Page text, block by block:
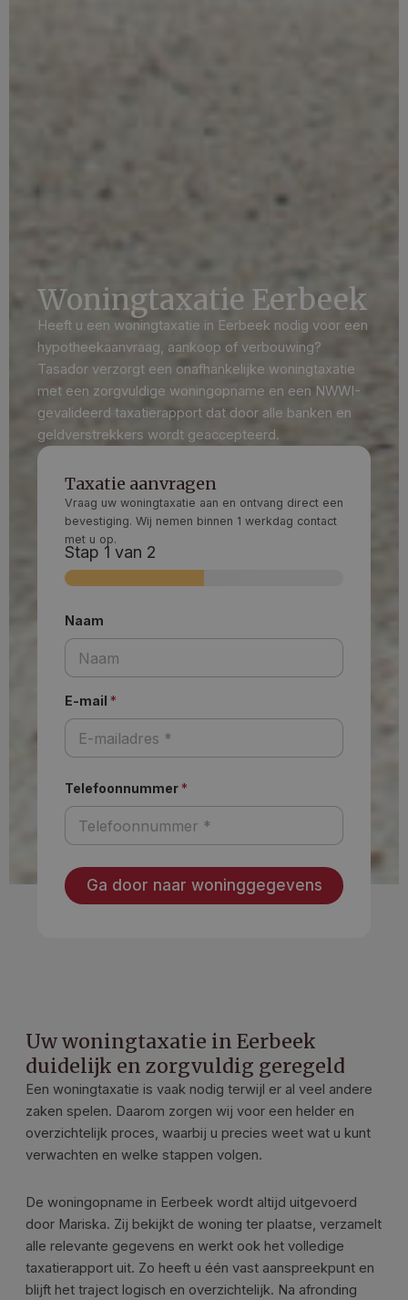
Woningtaxatie Eerbeek
Heeft u een woningtaxatie in Eerbeek nodig voor een
hypotheekaanvraag, aankoop of verbouwing?
Tasador verzorgt een onafhankelijke woningtaxatie
met een zorgvuldige woningopname en een NWWI-
gevalideerd taxatierapport dat door alle banken en
geldverstrekkers wordt geaccepteerd.
Taxatie aanvragen
Vraag uw woningtaxatie aan en ontvang direct een
bevestiging. Wij nemen binnen 1 werkdag contact
met u op.
Stap 1 van 2
Naam
E-mail *
Telefoonnummer*
Ga door naar woninggegevens
Uw woningtaxatie in Eerbeek
duidelijk en zorgvuldig geregeld
Een woningtaxatie is vaak nodig terwijl er al veel andere
zaken spelen. Daarom zorgen wij voor een helder en
overzichtelijk proces, waarbij u precies weet wat u kunt
verwachten en welke stappen volgen.
De woningopname in Eerbeek wordt altijd uitgevoerd
door Mariska. Zij bekijkt de woning ter plaatse, verzamelt
alle relevante gegevens en werkt ook het volledige
taxatierapport uit. Zo heeft u één vast aanspreekpunt en
blijft het traject logisch en overzichtelijk. Na afronding